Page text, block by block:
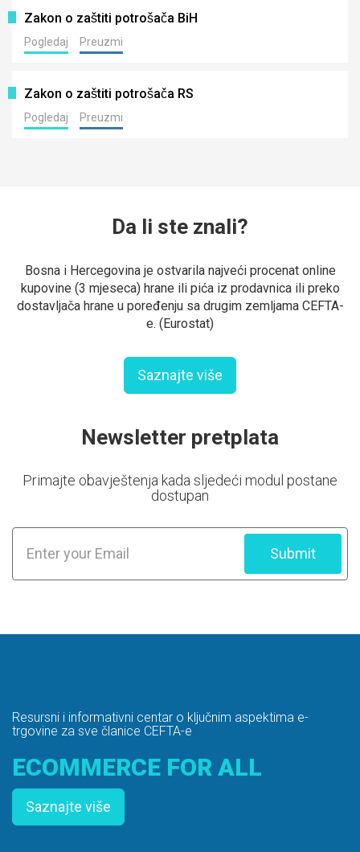
Zakon o zaštiti potrošača BiH
Pogledaj Preuzmi
Zakon o zaštiti potrošača RS
Pogledaj Preuzmi
Da li ste znali?
Bosna i Hercegovina je ostvarila najveći procenat online
kupovine (3 mjeseca) hrane ili pića iz prodavnica ili preko
dostavljača hrane u poređenju sa drugim zemljama CEFTA-
e. (Eurostat)
Saznajte više
Newsletter pretplata
Primajte obavještenja kada sljedeći modul postane
dostupan
Submit
Resursni i informativni centar o ključnim aspektima e-
trgovine za sve članice CEFTA-e
ECOMMERCE FOR ALL
Saznajte više